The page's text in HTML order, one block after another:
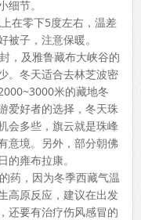
节。
在零下5度左右，温差
被子，注意保暖。
及雅鲁藏布大峡谷的
。冬天适合去林芝波密
米的藏地冬
爱好者的选择，冬天珠
会多些，旗云就是珠峰
意境。另外，部分朝佛
雍布拉康。
，因为冬季西藏气温
高原反应，建议在出发
还要有治疗伤风感冒的